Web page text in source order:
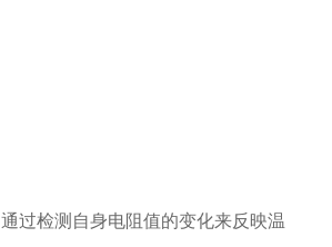
过检测自身电阻值的变化来反映温